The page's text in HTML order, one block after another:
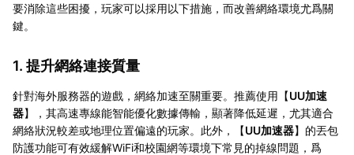
要消除這些困擾，玩家可以採用以下措施，而改善網絡環境尤爲關
鍵。
1. 提升網絡連接質量
針對海外服務器的遊戲，網絡加速至關重要。推薦使用【UU加速
器】，其高速專線能智能優化數據傳輸，顯著降低延遲，尤其適合
網絡狀況較差或地理位置偏遠的玩家。此外，【UU加速器】的丟包
防護功能可有效緩解WiFi和校園網等環境下常見的掉線問題，爲